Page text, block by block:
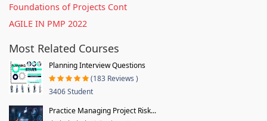
Foundations of Projects Cont
AGILE IN PMP 2022
Most Related Courses
Planning Interview Questions
(183 Reviews )
3406 Student
Practice Managing Project Risk...